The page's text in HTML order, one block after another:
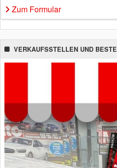
Zum Formular
VERKAUFSSTELLEN UND